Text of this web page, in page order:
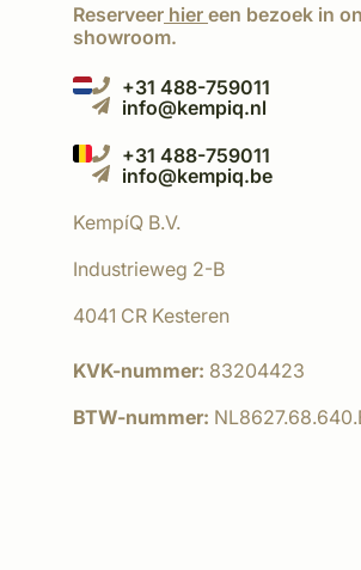
Reserveer hier een bezoek in
showroom.
+31 488-759011
info@kempiq.nl
+31 488-759011
info@kempiq.be
KempíQ B.V.
Industrieweg 2-B
4041 CR Kesteren
KVK-nummer: 83204423
BTW-nummer: